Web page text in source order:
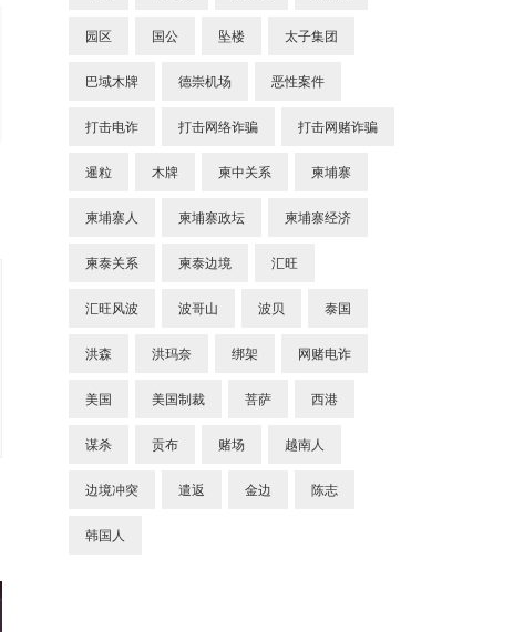
园区 国公 坠楼 太子集团
巴域木牌 德崇机场 恶性案件
打击电诈 打击网络诈骗 打击网赌诈骗
暹粒 木牌 柬中关系 柬埔寨
柬埔寨人 柬埔寨政坛 柬埔寨经济
柬泰关系 柬泰边境 汇旺
汇旺风波 波哥山 波贝 泰国
洪森 洪玛奈 绑架 网赌电诈
美国 美国制裁 菩萨 西港
谋杀 贡布 赌场 越南人
边境冲突 遣返 金边 陈志
韩国人